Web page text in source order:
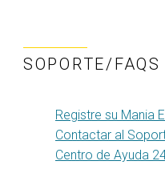
SOPORTE/FAQS
Registre su Mania
Contactar al
Centro de Ayuda